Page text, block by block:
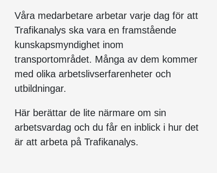
Våra medarbetare arbetar varje dag för att
Trafikanalys ska vara en framstående
kunskapsmyndighet inom
transportområdet. Många av dem kommer
med olika arbetslivserfarenheter och
utbildningar.
Här berättar de lite närmare om sin
arbetsvardag och du får en inblick i hur det
är att arbeta på Trafikanalys.